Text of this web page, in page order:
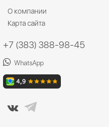
О компании
Карта сайта
+7 (383) 388-98-45
WhatsApp